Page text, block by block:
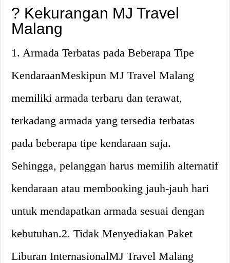
? Kekurangan MJ Travel
Malang
1. Armada Terbatas pada Beberapa Tipe
KendaraanMeskipun MJ Travel Malang
memiliki armada terbaru dan terawat,
terkadang armada yang tersedia terbatas
pada beberapa tipe kendaraan saja.
Sehingga, pelanggan harus memilih alternatif
kendaraan atau membooking jauh-jauh hari
untuk mendapatkan armada sesuai dengan
kebutuhan.2. Tidak Menyediakan Paket
Liburan InternasionalMJ Travel Malang